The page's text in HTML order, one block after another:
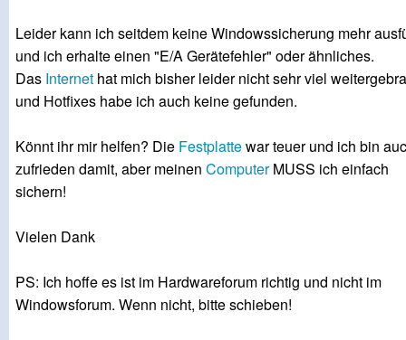
Leider kann ich seitdem keine Windowssicherung mehr
und ich erhalte einen "E/A Gerätefehler" oder ähnliches.
Das Internet hat mich bisher leider nicht sehr viel
und Hotfixes habe ich auch keine gefunden.
Könnt ihr mir helfen? Die Festplattewar teuer und ich bin
zufrieden damit, aber meinen ComputerMUSS ich einfach
sichern!
Vielen Dank
PS: Ich hoffe es ist im Hardwareforum richtig und nicht im
Windowsforum. Wenn nicht, bitte schieben!